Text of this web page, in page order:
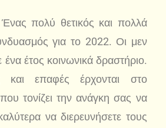
Ένας πολύ θετικός και πολλά
για το 2022. Οι μεν
ένα έτος κοινωνικά δραστήριο.
και επαφές έρχονται στο
τονίζει την ανάγκη σας να
να διερευνήσετε τους